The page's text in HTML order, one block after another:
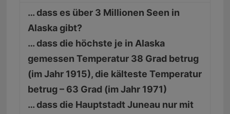
… dass es über 3 Millionen Seen in
Alaska gibt?
… dass die höchste je in Alaska
gemessen Temperatur 38 Grad betrug
(im Jahr 1915), die kälteste Temperatur
betrug – 63 Grad (im Jahr 1971)
… dass die Hauptstadt Juneau nur mit